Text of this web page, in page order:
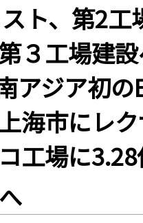
ト、第2工
３工場建
アジア初
海市にレ
工場に